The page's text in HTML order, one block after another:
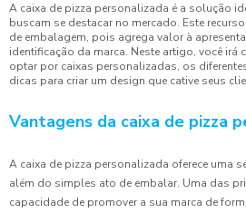
A caixa de pizza personalizada é a solução
buscam se destacar no mercado. Este
de embalagem, pois agrega valor à
identificação da marca. Neste artigo, você irá
optar por caixas personalizadas, os
dicas para criar um design que cative seus
Vantagens da caixa de pizza
A caixa de pizza personalizada oferece uma
além do simples ato de embalar. Uma das
capacidade de promover a sua marca de